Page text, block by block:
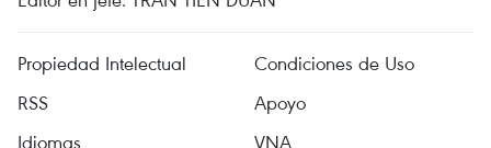
Propiedad Intelectual
Condiciones de Uso
RSS
Apoyo
Idiomas
VNA